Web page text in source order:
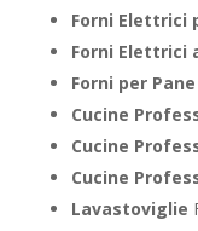
Forni Elettrici
Forni Elettrici
Forni per Pane
Cucine
Cucine
Cucine
Lavastoviglie